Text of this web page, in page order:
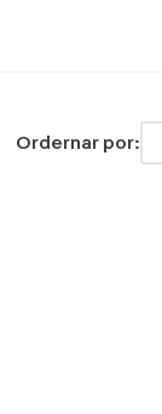
Ordernar por: